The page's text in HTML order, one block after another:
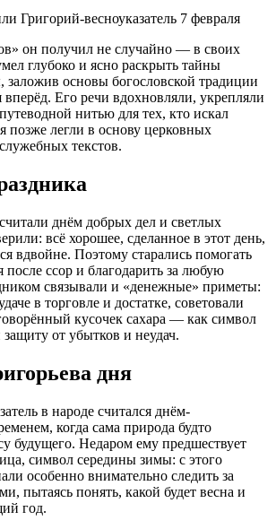
он получил не случайно — в своих
глубоко и ясно раскрыть тайны
заложив основы богословской традиции
вперёд. Его речи вдохновляли, укрепляли
нитью для тех, кто искал
позже легли в основу церковных
текстов.
днём добрых дел и светлых
всё хорошее, сделанное в этот день,
вдвойне. Поэтому старались помогать
ссор и благодарить за любую
связывали и «денежные» приметы:
в торговле и достатке, советовали
кусочек сахара — как символ
от убытков и неудач.
дня
в народе считался днём-
когда сама природа будто
будущего. Недаром ему предшествует
символ середины зимы: с этого
особенно внимательно следить за
пытаясь понять, какой будет весна и
год.